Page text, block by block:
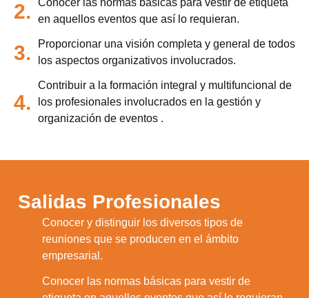
2.
Conocer las normas básicas para vestir de etiqueta
en aquellos eventos que así lo requieran.
3.
Proporcionar una visión completa y general de todos
los aspectos organizativos involucrados.
4.
Contribuir a la formación integral y multifuncional de
los profesionales involucrados en la gestión y
organización de eventos .
Salidas Profesionales
Conocer y distinguir los diversos tipos de
reuniones que se producen en el ámbito
empresarial.
Conocer las normas básicas para vestir de